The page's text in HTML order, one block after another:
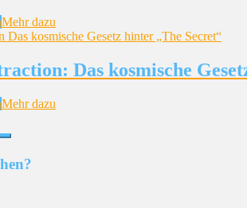
Mehr dazu
Das kosmische
Mehr dazu